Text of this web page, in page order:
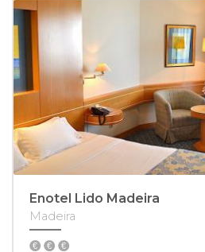
Enotel Lido Madeira
Madeira